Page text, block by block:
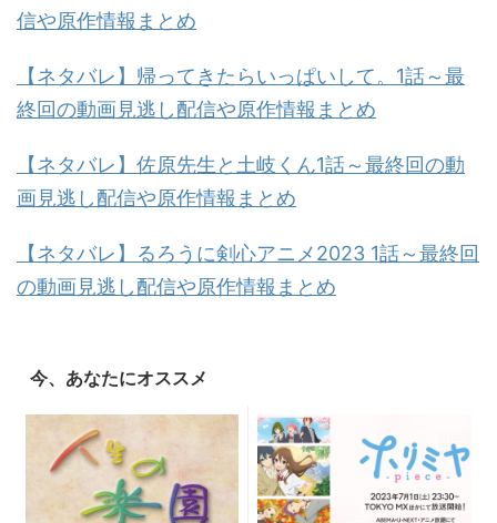
信や原作情報まとめ
【ネタバレ】帰ってきたらいっぱいして。1話～最
終回の動画見逃し配信や原作情報まとめ
【ネタバレ】佐原先生と土岐くん1話～最終回の動
画見逃し配信や原作情報まとめ
【ネタバレ】るろうに剣心アニメ2023 1話～最終回
の動画見逃し配信や原作情報まとめ
今、あなたにオススメ